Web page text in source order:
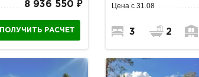
8 936 550 ₽
ПОЛУЧИТЬ РАСЧЕТ
Цена с 31.08
3 2